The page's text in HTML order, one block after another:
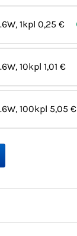
1kpl 0,25 €
10kpl 1,01 €
100kpl 5,05 €